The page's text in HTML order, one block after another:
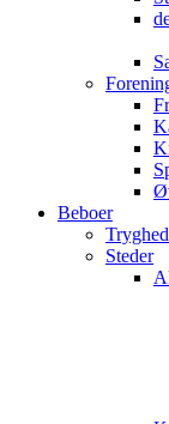
Beboer
Steder